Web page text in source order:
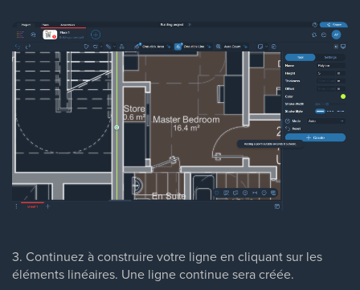
3. Continuez à construire votre ligne en cliquant sur les
éléments linéaires. Une ligne continue sera créée.